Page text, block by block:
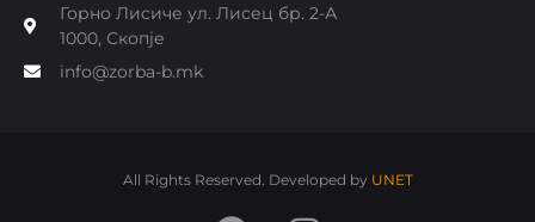
Горно Лисиче ул. Лисец бр. 2-А
1000, Скопје
info@zorba-b.mk
All Rights Reserved. Developed by UNET